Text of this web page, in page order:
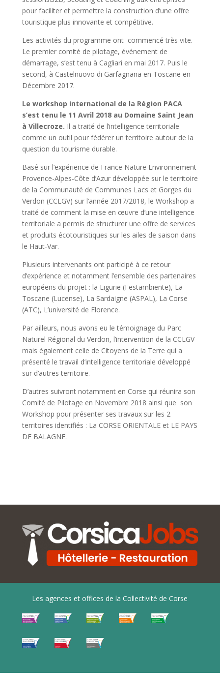
pour faciliter et permettre la construction d’une offre
touristique plus innovante et compétitive.
Les activités du programme ont commencé très vite.
Le premier comité de pilotage, événement de
démarrage, s’est tenu à Cagliari en mai 2017. Puis le
second, à Castelnuovo di Garfagnana en Toscane en
Décembre 2017.
Le workshop international de la Région PACA
s’est tenu le 11 Avril 2018 au Domaine Saint Jean
à Villecroze. Il a traité de l’intelligence territoriale
comme un outil pour fédérer un territoire autour de la
question du tourisme durable.
Basé sur l’expérience de France Nature Environnement
Provence-Alpes-Côte d’Azur développée sur le territoire
de la Communauté de Communes Lacs et Gorges du
Verdon (CCLGV) sur l’année 2017/2018, le Workshop a
traité de comment la mise en œuvre d’une intelligence
territoriale a permis de structurer une offre de services
et produits écotouristiques sur les ailes de saison dans
le Haut-Var.
Plusieurs intervenants ont participé à ce retour
d’expérience et notamment l’ensemble des partenaires
européens du projet : la Ligurie (Festambiente), La
Toscane (Lucense), La Sardaigne (ASPAL), La Corse
(ATC), L’université de Florence.
Par ailleurs, nous avons eu le témoignage du Parc
Naturel Régional du Verdon, l’intervention de la CCLGV
mais également celle de Citoyens de la Terre qui a
présenté le travail d’intelligence territoriale développé
sur d’autres territoire.
D’autres suivront notamment en Corse qui réunira son
Comité de Pilotage en Novembre 2018 ainsi que son
Workshop pour présenter ses travaux sur les 2
territoires identifiés : La CORSE ORIENTALE et LE PAYS
DE BALAGNE.
Les agences et offices de la Collectivité de Corse